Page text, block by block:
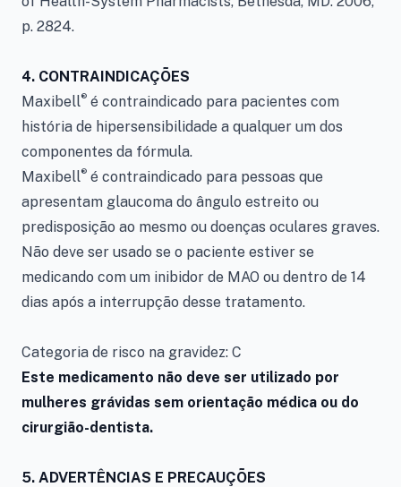
p. 2824.
4. CONTRAINDICAÇÕES
Maxibell® é contraindicado para pacientes com
história de hipersensibilidade a qualquer um dos
componentes da fórmula.
Maxibell® é contraindicado para pessoas que
apresentam glaucoma do ângulo estreito ou
predisposição ao mesmo ou doenças oculares graves.
Não deve ser usado se o paciente estiver se
medicando com um inibidor de MAO ou dentro de 14
dias após a interrupção desse tratamento.
Categoria de risco na gravidez: C
Este medicamento não deve ser utilizado por
mulheres grávidas sem orientação médica ou do
cirurgião-dentista.
5. ADVERTÊNCIAS E PRECAUÇÕES